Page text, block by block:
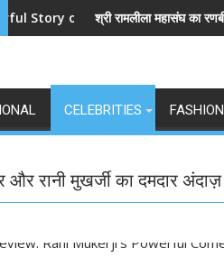
Revenge and Love
श्री रामलीला महासंघ का रणबीर कपूर की
CELEBRITIES
और रानी मुखर्जी का दमदार अंदाज़